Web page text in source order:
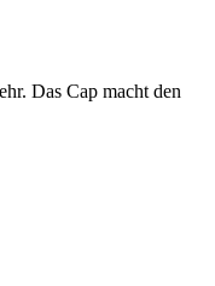
Das Cap macht den